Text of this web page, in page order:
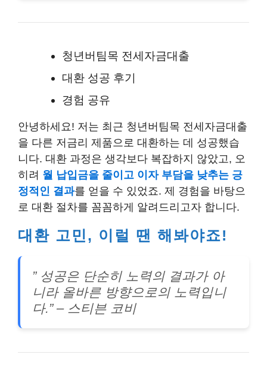
청년버팀목 전세자금대출
대환 성공 후기
경험 공유
안녕하세요! 저는 최근 청년버팀목 전세자금대출
을 다른 저금리 제품으로 대환하는 데 성공했습
니다. 대환 과정은 생각보다 복잡하지 않았고, 오
히려 월 납입금을 줄이고 이자 부담을 낮추는 긍
정적인 결과를 얻을 수 있었죠. 제 경험을 바탕으
로 대환 절차를 꼼꼼하게 알려드리고자 합니다.
대환 고민, 이럴 땐 해봐야죠!
” 성공은 단순히 노력의 결과가 아
니라 올바른 방향으로의 노력입니
다.” – 스티븐 코비